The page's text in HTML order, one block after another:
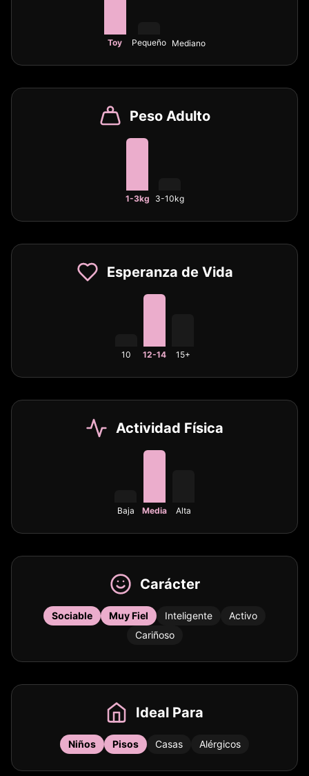
Toy Pequeño Mediano
Peso Adulto
1-3kg 3-10kg
Esperanza de Vida
10 12-14 15+
Actividad Física
Baja Media Alta
Carácter
Sociable Muy Fiel Inteligente
Activo
Cariñoso
Ideal Para
Niños Pisos Casas Alérgicos